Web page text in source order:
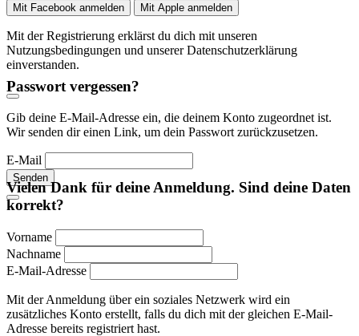
Mit Facebook anmelden Mit Apple anmelden
Mit der Registrierung erklärst du dich mit unseren
Nutzungsbedingungen und unserer Datenschutzerklärung
einverstanden.
Passwort vergessen?
Gib deine E-Mail-Adresse ein, die deinem Konto zugeordnet ist.
Wir senden dir einen Link, um dein Passwort zurückzusetzen.
E-Mail
Senden
Vielen Dank für deine Anmeldung. Sind deine Daten
korrekt?
Vorname
Nachname
E-Mail-Adresse
Mit der Anmeldung über ein soziales Netzwerk wird ein
zusätzliches Konto erstellt, falls du dich mit der gleichen E-Mail-
Adresse bereits registriert hast.